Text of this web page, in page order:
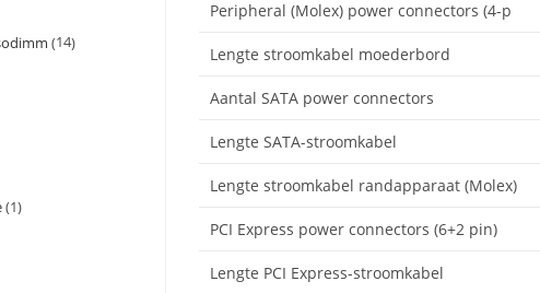
Peripheral (Molex) power connectors (4-p
Lengte stroomkabel moederbord
Aantal SATA power connectors
Lengte SATA-stroomkabel
Lengte stroomkabel randapparaat (Molex)
PCI Express power connectors (6+2 pin)
Lengte PCI Express-stroomkabel
14
1